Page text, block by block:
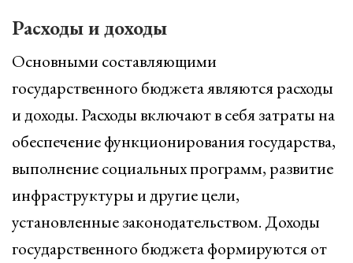
Расходы и доходы
Основными составляющими
государственного бюджета являются расходы
и доходы. Расходы включают в себя затраты на
обеспечение функционирования государства,
выполнение социальных программ, развитие
инфраструктуры и другие цели,
установленные законодательством. Доходы
государственного бюджета формируются от